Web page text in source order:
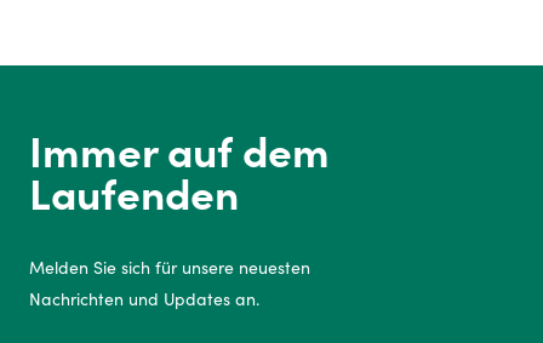
Immer auf dem
Laufenden
Melden Sie sich für unsere neuesten
Nachrichten und Updates an.